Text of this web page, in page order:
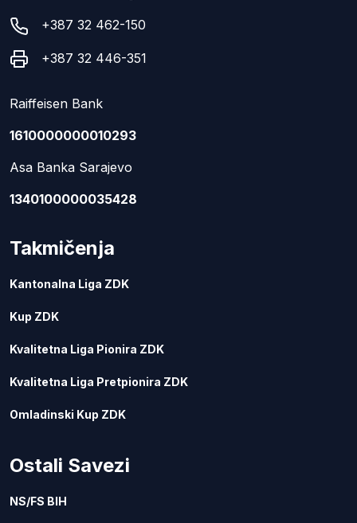
+387 32 462-150
+387 32 446-351
Raiffeisen Bank
1610000000010293
Asa Banka Sarajevo
1340100000035428
Takmičenja
Kantonalna Liga ZDK
Kup ZDK
Kvalitetna Liga Pionira ZDK
Kvalitetna Liga Pretpionira ZDK
Omladinski Kup ZDK
Ostali Savezi
NS/FS BIH